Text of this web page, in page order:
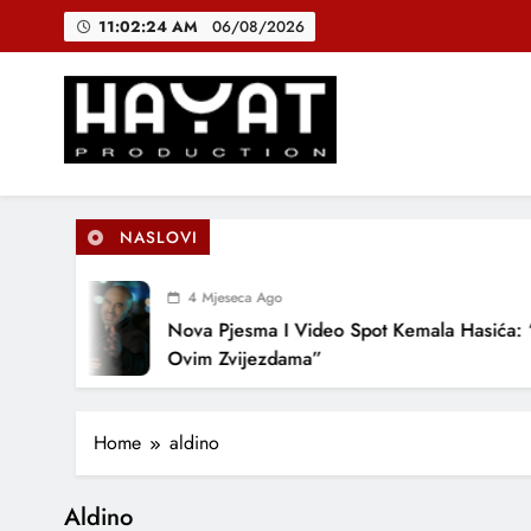
11:02:24 AM 06/08/2026
Hayat Production
Promocija domaće muzike
NASLOVI
4 Mjeseca Ago
Nova Pjesma I Video Spot Kemala Hasića:
Ovim Zvijezdama”
Home aldino
Aldino